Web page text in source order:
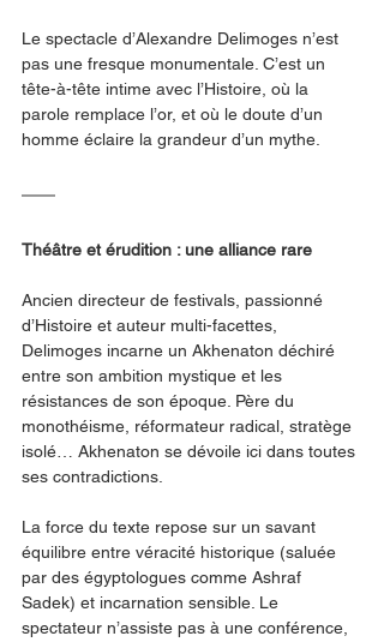
Le spectacle d’Alexandre Delimoges n’est
pas une fresque monumentale. C’est un
tête-à-tête intime avec l’Histoire, où la
parole remplace l’or, et où le doute d’un
homme éclaire la grandeur d’un mythe.
Théâtre et érudition : une alliance rare
Ancien directeur de festivals, passionné
d’Histoire et auteur multi-facettes,
Delimoges incarne un Akhenaton déchiré
entre son ambition mystique et les
résistances de son époque. Père du
monothéisme, réformateur radical, stratège
isolé… Akhenaton se dévoile ici dans toutes
ses contradictions.
La force du texte repose sur un savant
équilibre entre véracité historique (saluée
par des égyptologues comme Ashraf
Sadek) et incarnation sensible. Le
spectateur n’assiste pas à une conférence,